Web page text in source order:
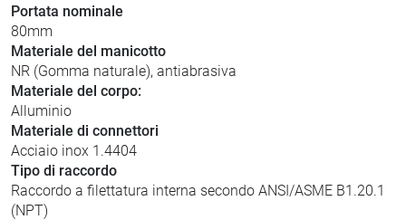
Portata nominale
80mm
Materiale del manicotto
NR (Gomma naturale), antiabrasiva
Materiale del corpo:
Alluminio
Materiale di connettori
Acciaio inox 1.4404
Tipo di raccordo
Raccordo a filettatura interna secondo ANSI/ASME B1.20.1
(NPT)